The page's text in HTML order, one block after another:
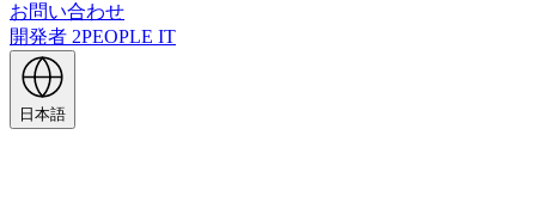
お問い合わせ
開発者 2PEOPLE IT
日本語